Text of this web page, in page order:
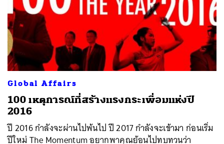
Global Affairs
100 เหตุการณ์ที่สร้างแรงกระเพื่อมแห่งปี
2016
ปี 2016 กำลังจะผ่านไปพ้นไป ปี 2017 กำลังจะเข้ามา ก่อนเริ่ม
ปีใหม่ The Momentum อยากพาคุณย้อนไปทบทวนว่า